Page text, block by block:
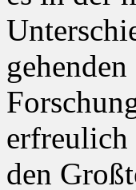
erfreulich
den